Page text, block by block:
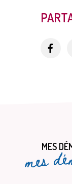
MES
mes